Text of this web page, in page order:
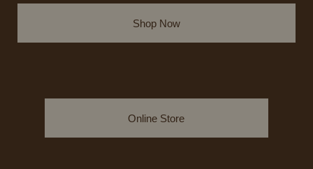
Shop Now
Online Store